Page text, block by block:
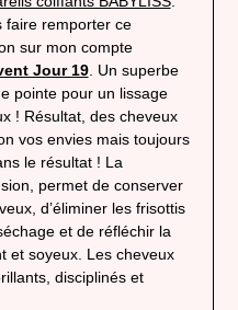
faire remporter ce
sur mon compte
Jour 19. Un superbe
pointe pour un lissage
! Résultat, des cheveux
vos envies mais toujours
le résultat ! La
permet de conserver
d’éliminer les frisottis
et de réfléchir la
et soyeux. Les cheveux
disciplinés et